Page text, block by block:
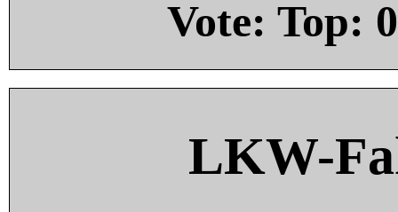
Vote: Top: 0
LKW-